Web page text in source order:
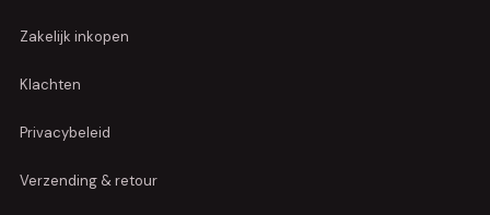
Zakelijk inkopen
Klachten
Privacybeleid
Verzending & retour